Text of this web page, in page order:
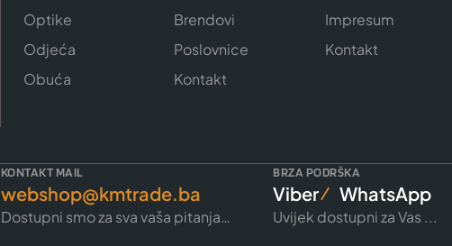
Optike
Odjeća
Obuća
Brendovi
Poslovnice
Kontakt
Impresum
Kontakt
KONTAKT MAIL
webshop@kmtrade.ba
Dostupni smo za sva vaša pitanja…
BRZA PODRŠKA
Viber WhatsApp
Uvijek dostupni za Vas ...